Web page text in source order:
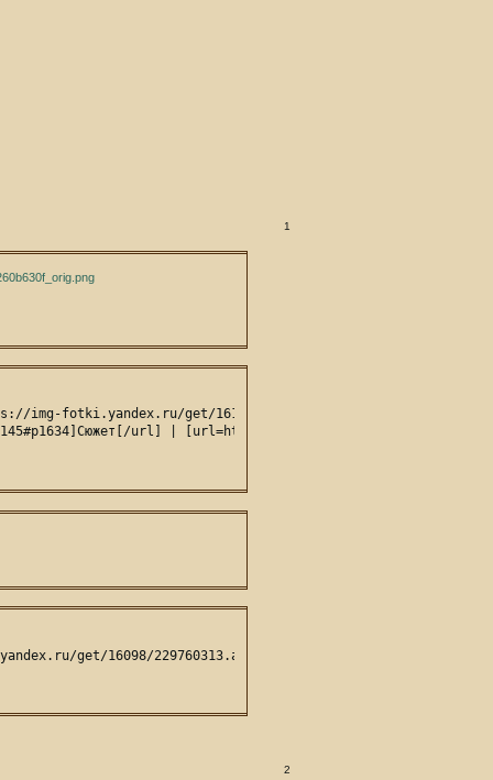
1
fotki.yandex.ru/get/16153/229760313.8/
url] | [url=https://chesare.magicrpg.ru/
get/16098/229760313.a/
2